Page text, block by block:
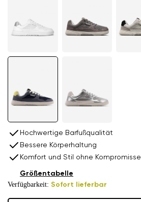
Hochwertige Barfußqualität
Bessere Körperhaltung
Komfort und Stil ohne Kompromisse
Verfügbarkeit: Sofort lieferbar
Größentabelle